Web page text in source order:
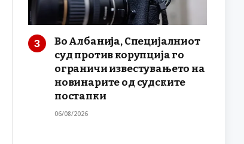
Во Албанија, Специјалниот
суд против корупција го
ограничи известувањето на
новинарите од судските
постапки
06/08/2026